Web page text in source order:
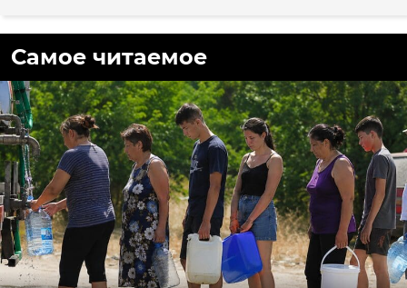
Самое читаемое